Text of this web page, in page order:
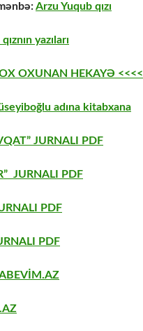
Arzu Yuqub qızı
yazıları
OXUNAN HEKAYƏ <<<<
adına kitabxana
JURNALI PDF
JURNALI PDF
PDF
PDF